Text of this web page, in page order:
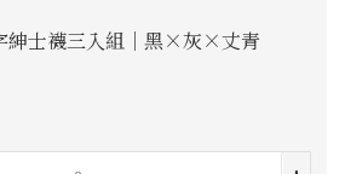
紳士襪三入組｜黑×灰×丈青